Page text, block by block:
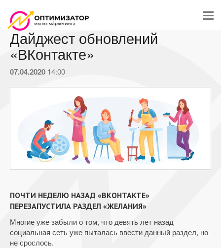
Дайджест обновлений
«ВКонтакте»
07.04.2020 14:00
ПОЧТИ НЕДЕЛЮ НАЗАД «ВКОНТАКТЕ»
ПЕРЕЗАПУСТИЛА РАЗДЕЛ «ЖЕЛАНИЯ»
Многие уже забыли о том, что девять лет назад
социальная сеть уже пыталась ввести данный раздел, но
не срослось.